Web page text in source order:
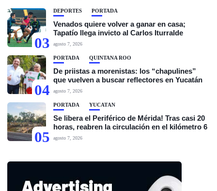
03
DEPORTES PORTADA
Venados quiere volver a ganar en casa;
Tapatío llega invicto al Carlos Iturralde
agosto 7, 2026
04
PORTADA QUINTANA ROO
De priistas a morenistas: los “chapulines”
que vuelven a buscar reflectores en Yucatán
agosto 7, 2026
05
PORTADA YUCATÁN
Se libera el Periférico de Mérida! Tras casi 20
horas, reabren la circulación en el kilómetro 6
agosto 7, 2026